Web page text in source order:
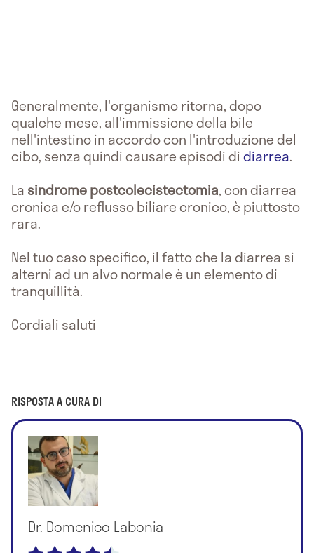
Generalmente, l'organismo ritorna, dopo
qualche mese, all'immissione della bile
nell'intestino in accordo con l'introduzione del
cibo, senza quindi causare episodi didiarrea.
La sindrome postcolecistectomia, con diarrea
cronica e/o reflusso biliare cronico, è piuttosto
rara.
Nel tuo caso specifico, il fatto che la diarrea si
alterni ad un alvo normale è un elemento di
tranquillità.
Cordiali saluti
RISPOSTA A CURA DI
Dr. Domenico Labonia